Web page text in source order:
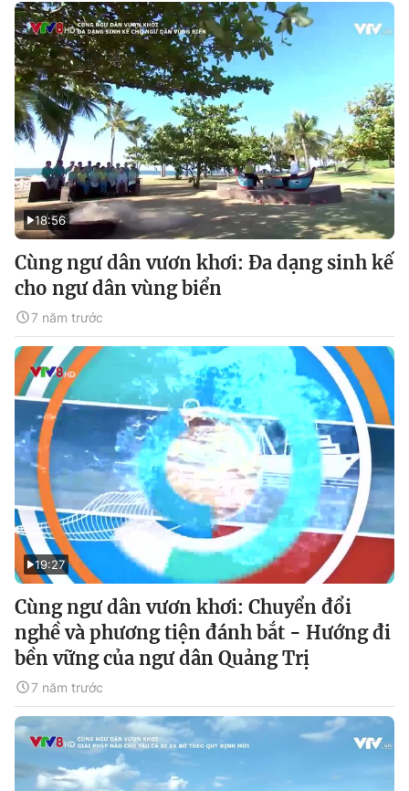
18:56
Cùng ngư dân vươn khơi: Đa dạng sinh kế
cho ngư dân vùng biển
7 năm trước
19:27
Cùng ngư dân vươn khơi: Chuyển đổi
nghề và phương tiện đánh bắt - Hướng đi
bền vững của ngư dân Quảng Trị
7 năm trước